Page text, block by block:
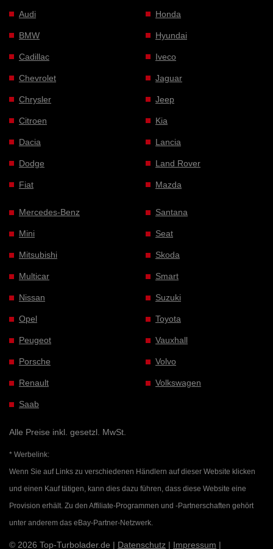
Audi
BMW
Cadillac
Chevrolet
Chrysler
Citroen
Dacia
Dodge
Fiat
Honda
Hyundai
Iveco
Jaguar
Jeep
Kia
Lancia
Land Rover
Mazda
Mercedes-Benz
Mini
Mitsubishi
Multicar
Nissan
Opel
Peugeot
Porsche
Renault
Saab
Santana
Seat
Skoda
Smart
Suzuki
Toyota
Vauxhall
Volvo
Volkswagen
Alle Preise inkl. gesetzl. MwSt.
* Werbelink:
Wenn Sie auf Links zu verschiedenen Händlern auf dieser Website klicken
und einen Kauf tätigen, kann dies dazu führen, dass diese Website eine
Provision erhält. Zu den Affiliate-Programmen und -Partnerschaften gehört
unter anderem das eBay-Partner-Netzwerk.
© 2026 Top-Turbolader.de | Datenschutz | Impressum |